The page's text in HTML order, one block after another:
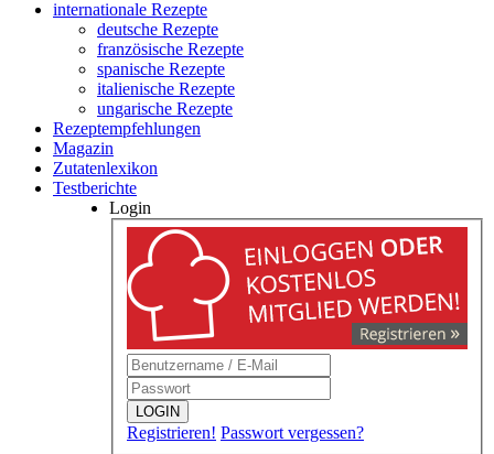
internationale Rezepte
deutsche Rezepte
französische Rezepte
spanische Rezepte
italienische Rezepte
ungarische Rezepte
Rezeptempfehlungen
Magazin
Zutatenlexikon
Testberichte
Login
LOGIN
Registrieren! Passwort vergessen?